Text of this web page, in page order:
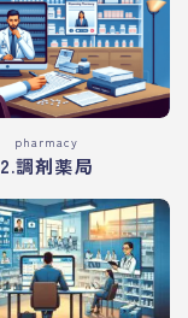
pharmacy
2.調剤薬局